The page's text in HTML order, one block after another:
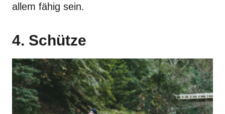
allem fähig sein.
4. Schütze